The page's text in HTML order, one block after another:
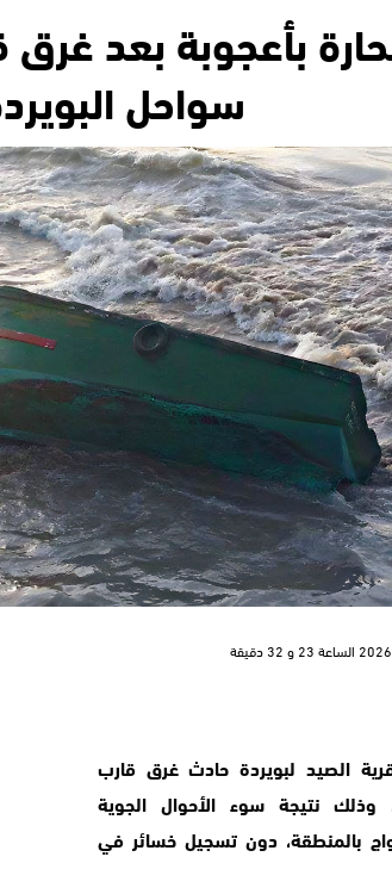
بأعجوبة بعد
سواحل
الصيد لبويردة حادث غرق قارب
وذلك نتيجة سوء الأحوال الجوية
بالمنطقة، دون تسجيل خسائر في